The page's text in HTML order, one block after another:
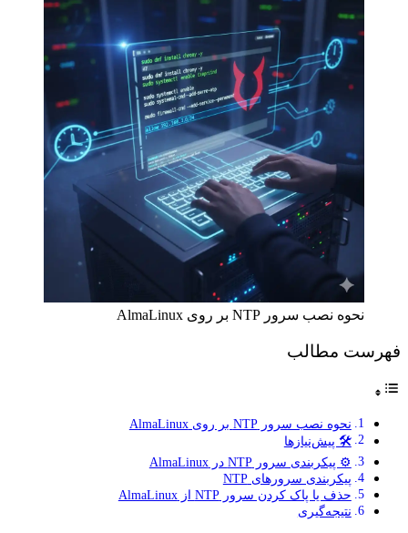
نحوه نصب سرور NTP بر روی AlmaLinux
فهرست مطالب
نحوه نصب سرور NTP بر روی AlmaLinux
🛠️ پیش‌نیازها
⚙️ پیکربندی سرور NTP در AlmaLinux
پیکربندی سرورهای NTP
حذف یا پاک کردن سرور NTP از AlmaLinux
نتیجه‌گیری